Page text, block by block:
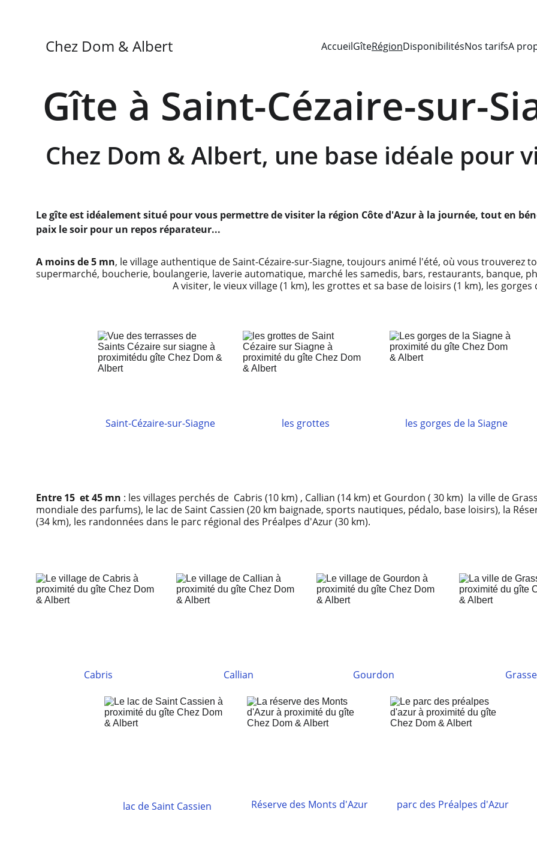
Chez Dom & Albert AccueilGîteRégionDisponibilitésNos tarifsA
Chez Dom & Albert, une base idéale pour
Le gîte est idéalement situé pour vous permettre de visiter la région Côte d'Azur à la journée, tout en
paix le soir pour un repos réparateur...
A moins de 5 mn, le village authentique de Saint-Cézaire-sur-Siagne, toujours animé l'été, où vous trouverez
supermarché, boucherie, boulangerie, laverie automatique, marché les samedis, bars, restaurants,
A visiter, le vieux village (1 km), les grottes et sa base de loisirs (1 km), les
les gorges de la Siagne
les grottes
Saint-Cézaire-sur-Siagne
Gîte à Saint-Cézaire-sur-
Entre 15  et 45 mn : les villages perchés de  Cabris (10 km) , Callian (14 km) et Gourdon ( 30 km)  la ville de
mondiale des parfums), le lac de Saint Cassien (20 km baignade, sports nautiques, pédalo, base loisirs), la
(34 km), les randonnées dans le parc régional des Préalpes d'Azur (30 km).
Réserve des Monts d'Azur
lac de Saint Cassien
Grasse
Cabris Callian Gourdon
parc des Préalpes d'Azur